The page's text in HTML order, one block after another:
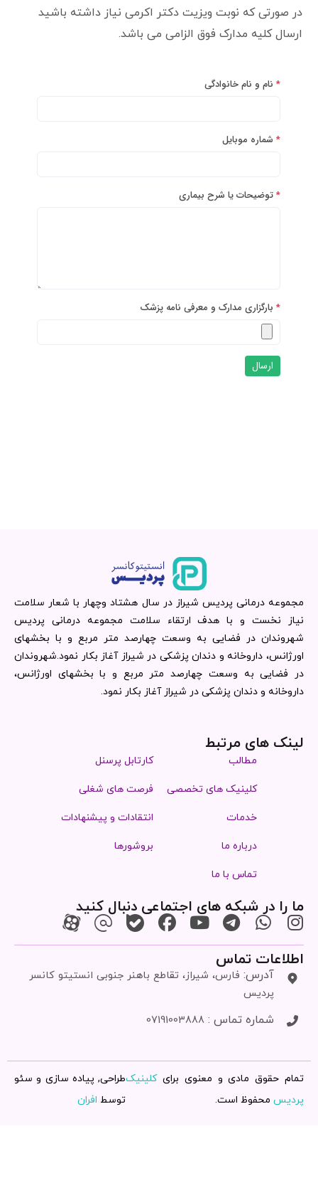
در صورتی که نوبت ویزیت دکتر اکرمی نیاز داشته باشید
ارسال کلیه مدارک فوق الزامی می باشد.
مجموعه درمانی پردیس شیراز در سال هشتاد وچهار با شعار سلامت
نیاز نخست و با هدف ارتقاء سلامت مجموعه درمانی پردیس
شهروندان در فضایی به وسعت چهارصد متر مربع و با بخشهای
اورژانس، داروخانه و دندان پزشکی در شیراز آغاز بکار نمود.شهروندان
در فضایی به وسعت چهارصد متر مربع و با بخشهای اورژانس،
داروخانه و دندان پزشکی در شیراز آغاز بکار نمود.
لینک های مرتبط
مطالب
کلینیک های تخصصی
خدمات
درباره ما
تماس با ما
کارتابل پرسنل
فرصت های شغلی
انتقادات و پیشنهادات
بروشورها
ما را در شبکه های اجتماعی دنبال کنید
اطلاعات تماس
آدرس: فارس، شیراز، تقاطع باهنر جنوبی انستیتو کانسر
پردیس
شماره تماس :
تمام حقوق مادی و معنوی برایکلینیک
پردیس محفوظ است.
طراحی, پیاده سازی و سئو
توسط افران